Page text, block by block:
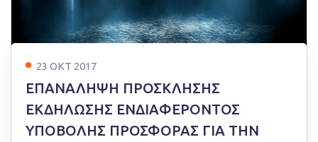
23 ΟΚΤ 2017
ΕΠΑΝΑΛΗΨΗ ΠΡΟΣΚΛΗΣΗΣ
ΕΚΔΗΛΩΣΗΣ ΕΝΔΙΑΦΕΡΟΝΤΟΣ
ΥΠΟΒΟΛΗΣ ΠΡΟΣΦΟΡΑΣ ΓΙΑ ΤΗΝ